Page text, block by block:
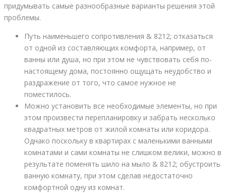
придумывать самые разнообразные варианты решения этой
проблемы.
Путь наименьшего сопротивления & 8212; отказаться
от одной из составляющих комфорта, например, от
ванны или душа, но при этом не чувствовать себя по-
настоящему дома, постоянно ощущать неудобство и
раздражение от того, что самое нужное не
поместилось.
Можно установить все необходимые элементы, но при
этом произвести перепланировку и забрать несколько
квадратных метров от жилой комнаты или коридора.
Однако поскольку в квартирах с маленькими ванными
комнатами и сами комнаты не слишком велики, можно в
результате поменять шило на мыло & 8212; обустроить
ванную комнату, при этом сделав недостаточно
комфортной одну из комнат.